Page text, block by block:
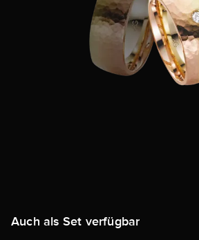
Auch als Set verfügbar